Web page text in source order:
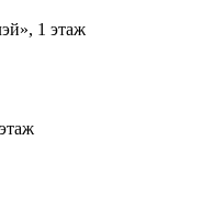
1 этаж